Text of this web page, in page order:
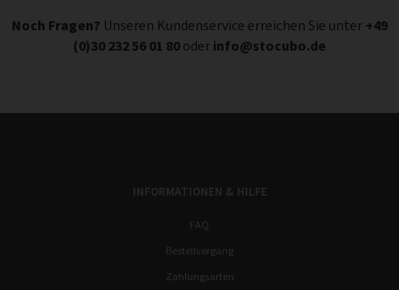
Noch Fragen? Unseren Kundenservice erreichen Sie unter+49
(0)30 232 56 01 80oderinfo@stocubo.de
INFORMATIONEN & HILFE
FAQ
Bestellvorgang
Zahlungsarten